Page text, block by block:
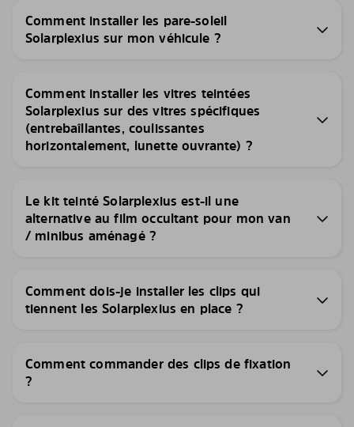
Comment installer les pare-soleil
Solarplexius sur mon véhicule ?
Comment installer les vitres teintées
Solarplexius sur des vitres spécifiques
(entrebaîllantes, coulissantes
horizontalement, lunette ouvrante) ?
Le kit teinté Solarplexius est-il une
alternative au film occultant pour mon van
/ minibus aménagé ?
Comment dois-je installer les clips qui
tiennent les Solarplexius en place ?
Comment commander des clips de fixation
?